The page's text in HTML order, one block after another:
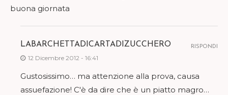
buona giornata
LABARCHETTADICARTADIZUCCHERO
12 Dicembre 2012 - 16:41
Gustosissimo… ma attenzione alla prova, causa
assuefazione! C'è da dire che è un piatto magro…
RISPONDI